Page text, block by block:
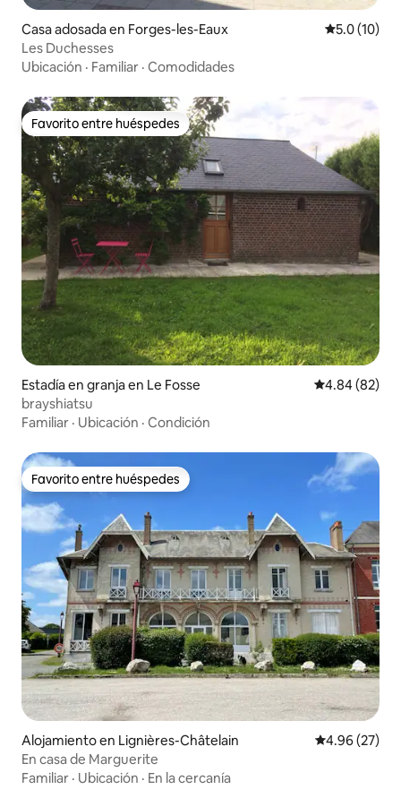
Casa adosada en Forges-les-Eaux Calificación
5.0 (10)
Les Duchesses
Ubicación · Familiar · Comodidades
Favorito entre huéspedes
Favorito entre huéspedes
Estadía en granja en Le Fosse Calificación
4.84 (82)
brayshiatsu
Familiar · Ubicación · Condición
Favorito entre huéspedes
Favorito entre huéspedes
Alojamiento en Lignières-Châtelain Calificación
4.96 (27)
En casa de Marguerite
Familiar · Ubicación · En la cercanía